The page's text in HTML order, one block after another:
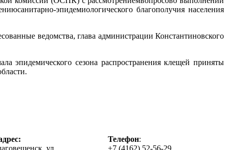
эпидемиологического благополучия населения
ведомства, глава администрации Константиновского
эпидемического сезона распространения клещей приняты
ул.
Телефон:
+7 (4162) 52-56-29